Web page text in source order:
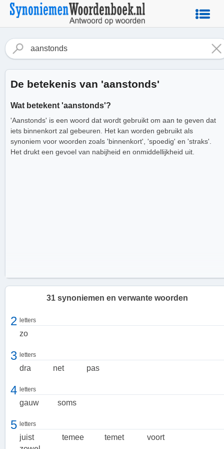
De betekenis van 'aanstonds'
Wat betekent 'aanstonds'?
'Aanstonds' is een woord dat wordt gebruikt om aan te geven dat
iets binnenkort zal gebeuren. Het kan worden gebruikt als
synoniem voor woorden zoals 'binnenkort', 'spoedig' en 'straks'.
Het drukt een gevoel van nabijheid en onmiddellijkheid uit.
Gebruik van 'aanstonds'
Het kan worden gebruikt om aan te geven dat iets snel zal
plaatsvinden, zoals een afspraak, een gebeurtenis of een actie. Het
31 synoniemen en verwante woorden
2 letters
zo
3 letters
dra net pas
4 letters
gauw soms
5 letters
juist temee temet
voort